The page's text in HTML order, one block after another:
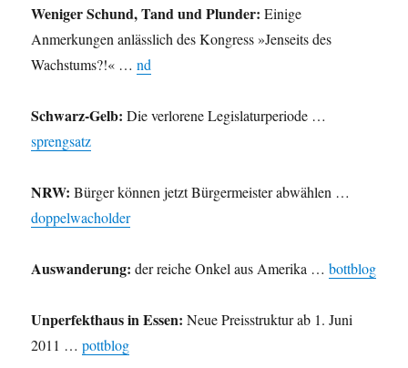
Weniger Schund, Tand und Plunder: Einige
Anmerkungen anlässlich des Kongress »Jenseits des
Wachstums?!« …nd
Schwarz-Gelb: Die verlorene Legislaturperiode …
sprengsatz
NRW: Bürger können jetzt Bürgermeister abwählen …
doppelwacholder
Auswanderung: der reiche Onkel aus Amerika …bottblog
Unperfekthaus in Essen: Neue Preisstruktur ab 1. Juni
2011 …pottblog